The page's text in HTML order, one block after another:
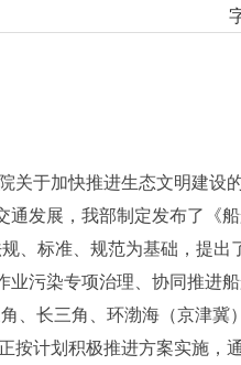
关于加快推进生态文明建设
发展，我部制定发布了《
、标准、规范为基础，提出
污染专项治理、协同推进
、长三角、环渤海（京津冀
按计划积极推进方案实施，